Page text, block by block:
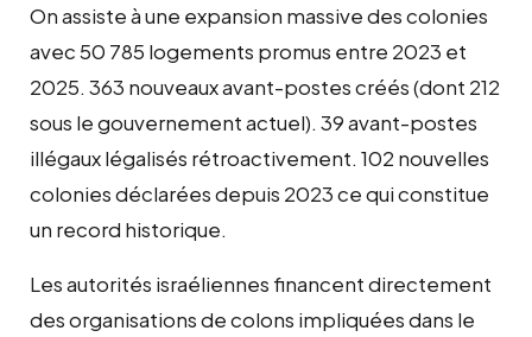
On assiste à une expansion massive des colonies
avec 50 785 logements promus entre 2023 et
2025. 363 nouveaux avant-postes créés (dont 212
sous le gouvernement actuel). 39 avant-postes
illégaux légalisés rétroactivement. 102 nouvelles
colonies déclarées depuis 2023 ce qui constitue
un record historique.
Les autorités israéliennes financent directement
des organisations de colons impliquées dans le